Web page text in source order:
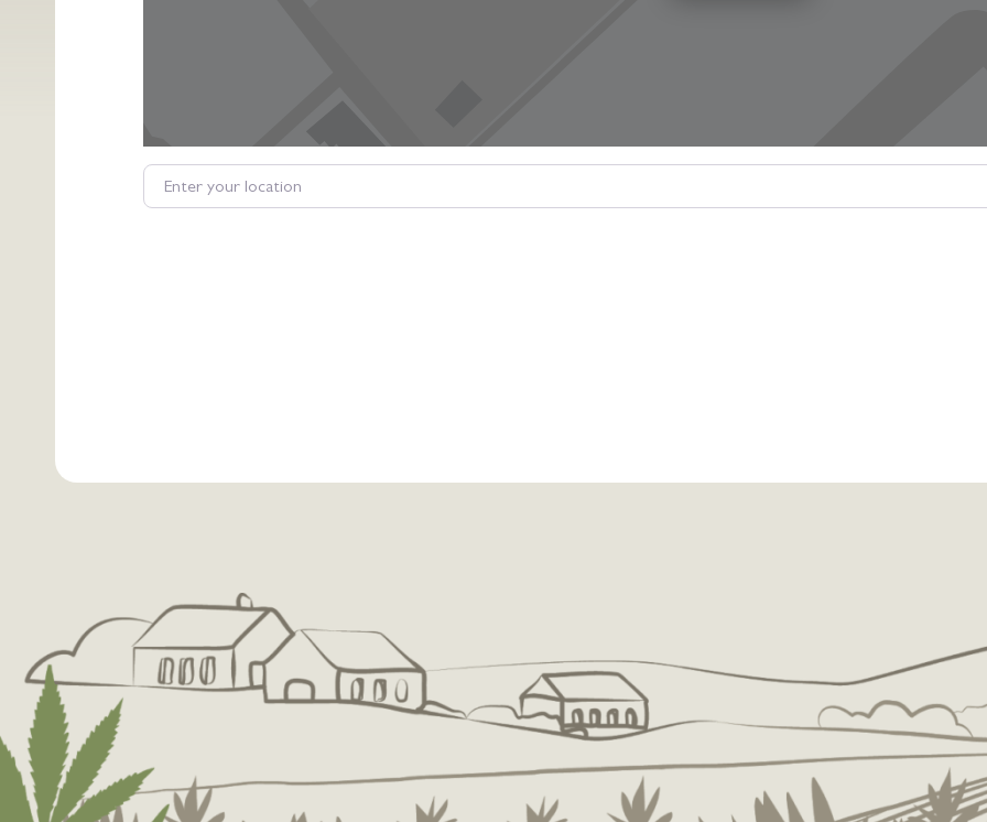
Enter your location